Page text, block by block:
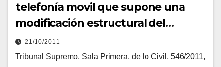
telefonía movil que supone una
modificación estructural del
edificio y que no fue aprobado por
unanimidad
21/10/2011
Tribunal Supremo, Sala Primera, de lo Civil, 546/2011,